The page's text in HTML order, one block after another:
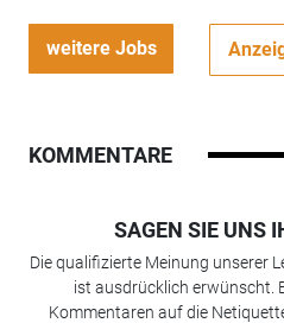
weitere Jobs
KOMMENTARE
SAGEN SIE UNS
Die qualifizierte Meinung unserer
ist ausdrücklich erwünscht.
Kommentaren auf die